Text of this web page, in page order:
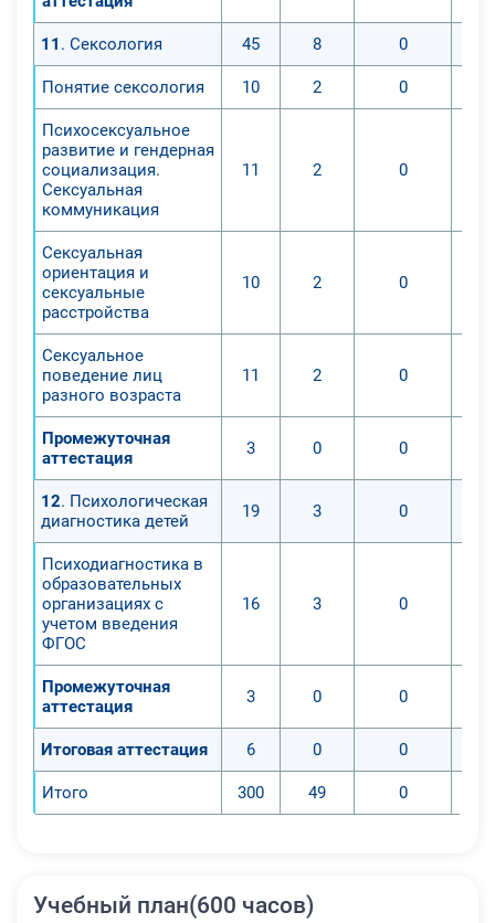
11 . Сексология 45 8 0
Понятие сексология 10 2 0
Психосексуальное
развитие и гендерная
социализация.
Сексуальная
коммуникация
11 2 0
Сексуальная
ориентация и
сексуальные
расстройства
10 2 0
Сексуальное
поведение лиц
разного возраста
11 2 0
Промежуточная
аттестация
3 0 0
12. Психологическая
диагностика детей
19 3 0
Психодиагностика в
образовательных
организациях с
учетом введения
ФГОС
16 3 0
Промежуточная
аттестация
3 0 0
Итоговая аттестация 6 0 0
Итого 300 49 0
Учебный план(600 часов)